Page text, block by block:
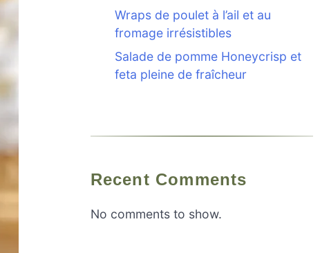
Wraps de poulet à l’ail et au
fromage irrésistibles
Salade de pomme Honeycrisp et
feta pleine de fraîcheur
Recent Comments
No comments to show.